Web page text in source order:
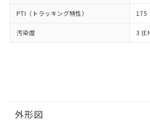
PTI（トラッキング特性） 175
汚染度 3
外形図
事前の承諾なく第三者に漏
示しないようお願いします
マイパーツ機能（部品リス
ビス）をご利用いただくに
品・サービスに関するお客
※2 対応予定月
部品在庫の切り替え状況などによ
月が前後することがあります。
下記の非含有証明書をダウンロ
とができます。
「ｅ」：有害物質（10物質）の
準値以下であることを示します。
「10」：通常の使用状況下におい
質が外部に漏えいし、環境に深刻
場合は、上記1、2および3
該第三者に通知します。ま
販売先および販売に係わる
法に輸出するおそれがある
認ください)
白
受注生産機種、また在
情報を公開していない